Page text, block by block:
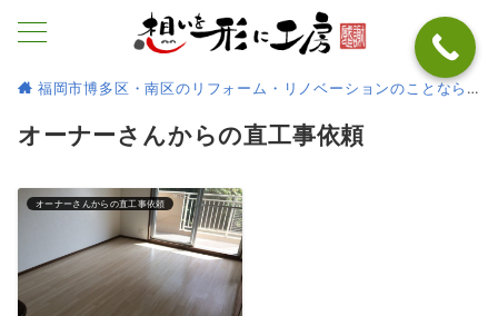
福岡市博多区・南区のリフォーム・リノベーションのことなら
オーナーさんからの直工事依頼
オーナーさんからの直工事依頼